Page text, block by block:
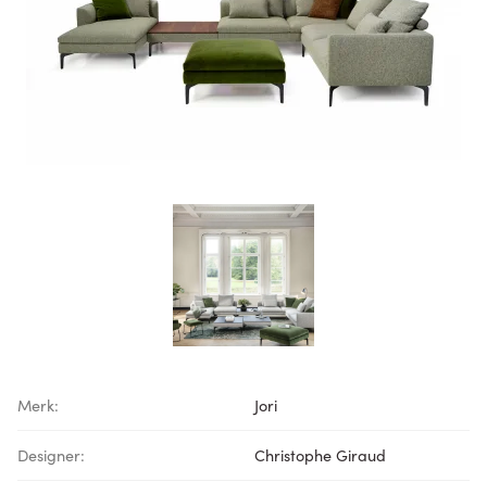
Merk: Jori
Designer: Christophe Giraud